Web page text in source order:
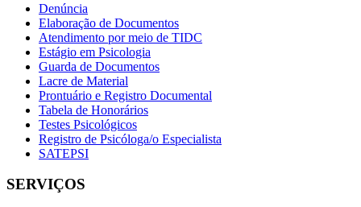
Denúncia
Elaboração de Documentos
Atendimento por meio de TIDC
Estágio em Psicologia
Guarda de Documentos
Lacre de Material
Prontuário e Registro Documental
Tabela de Honorários
Testes Psicológicos
Registro de Psicóloga/o Especialista
SATEPSI
SERVIÇOS